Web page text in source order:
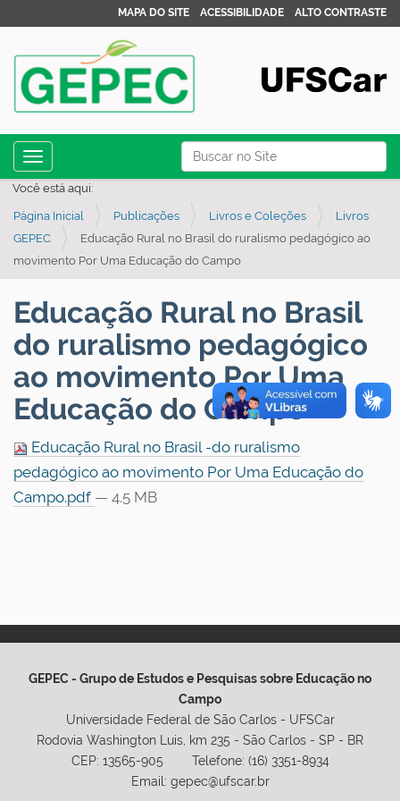
Busca
Busca Avançada…
MAPA DO SITE ACESSIBILIDADE ALTO CONTRASTE
Toggle navigation
Você está aqui:
Página Inicial Publicações Livros e Coleções
Livros
GEPEC
Educação Rural no Brasil do ruralismo pedagógico ao
movimento Por Uma Educação do Campo
Educação Rural no Brasil
do ruralismo pedagógico
ao movimento Por Uma
Educação do Campo
Educação Rural no Brasil -do ruralismo
pedagógico ao movimento Por Uma Educação do
Campo.pdf — 4.5 MB
GEPEC - Grupo de Estudos e Pesquisas sobre Educação no
Campo
Universidade Federal de São Carlos - UFSCar
Rodovia Washington Luis, km 235 - São Carlos - SP - BR
CEP: 13565-905 Telefone: (16) 3351-8934
Email: gepec@ufscar.br